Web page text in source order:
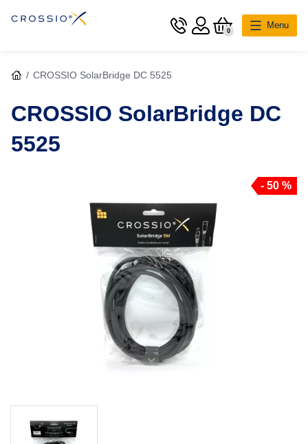
0
Menu
Česko
CROSSIO SolarBridge DC 5525
CROSSIO SolarBridge DC
5525
- 50 %